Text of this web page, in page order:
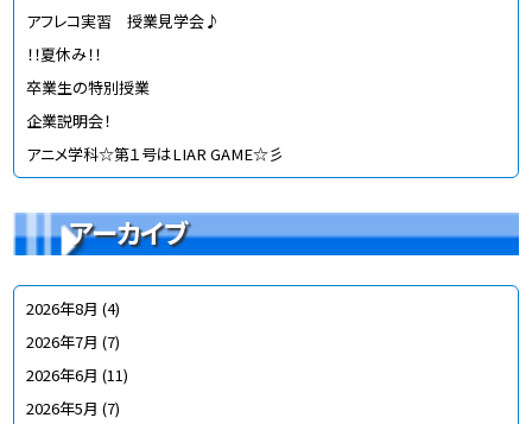
アフレコ実習 授業見学会♪
！！夏休み！！
卒業生の特別授業
企業説明会！
アニメ学科☆第１号はLIAR GAME☆彡
アーカイブ
2026年8月 (4)
2026年7月 (7)
2026年6月 (11)
2026年5月 (7)